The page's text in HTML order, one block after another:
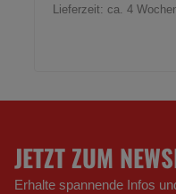
Lieferzeit: ca. 4
JETZT ZUM
Erhalte spannende Infos